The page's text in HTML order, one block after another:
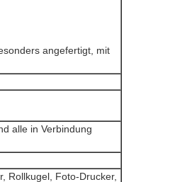
angefertigt, mit
alle in Verbindung
Rollkugel, Foto-Drucker,